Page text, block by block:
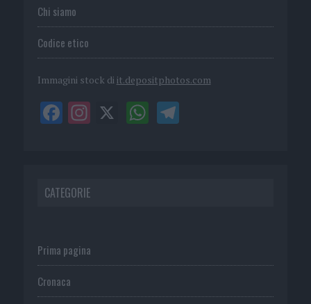
Chi siamo
Codice etico
Immagini stock di it.depositphotos.com
CATEGORIE
Prima pagina
Cronaca